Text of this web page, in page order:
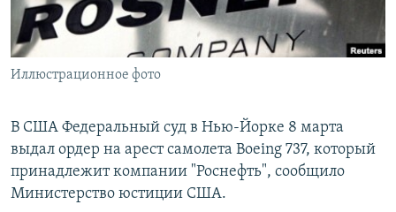
ПОБЕДИТЕЛЕЙ НЕ СУДЯТ?
КРЫМ.НЕПОКОРЕННЫЙ
ELIFBE
ПРИСОЕДИНЯЙТЕСЬ!
Все сайты RFE/RL
Иллюстрационное фото
В США Федеральный суд в Нью-Йорке 8 марта
выдал ордер на арест самолета Boeing 737, который
принадлежит компании "Роснефть", сообщило
Министерство юстиции США.